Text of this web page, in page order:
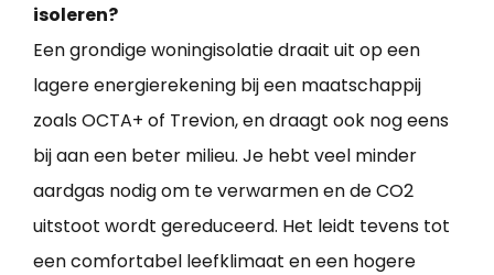
isoleren?
Een grondige woningisolatie draait uit op een
lagere energierekening bij een maatschappij
zoals OCTA+ of Trevion, en draagt ook nog eens
bij aan een beter milieu. Je hebt veel minder
aardgas nodig om te verwarmen en de CO2
uitstoot wordt gereduceerd. Het leidt tevens tot
een comfortabel leefklimaat en een hogere